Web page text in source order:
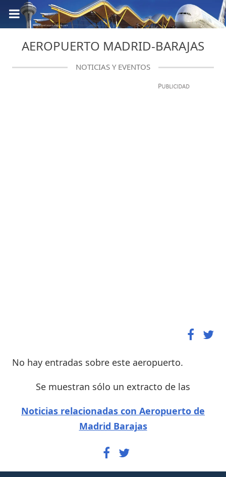
AEROPUERTO MADRID-BARAJAS
NOTICIAS Y EVENTOS
No hay entradas sobre este aeropuerto.
Se muestran sólo un extracto de las
Noticias relacionadas con Aeropuerto de
Madrid Barajas